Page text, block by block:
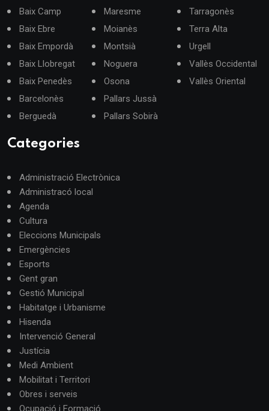
Baix Camp
Baix Ebre
Baix Empordà
Baix Llobregat
Baix Penedès
Barcelonès
Berguedà
Maresme
Moianès
Montsià
Noguera
Osona
Pallars Jussà
Pallars Sobirà
Tarragonès
Terra Alta
Urgell
Vallès Occidental
Vallès Oriental
Categories
Administració Electrònica
Administracó local
Agenda
Cultura
Eleccions Municipals
Emergències
Esports
Gent gran
Gestió Municipal
Habitatge i Urbanisme
Hisenda
Intervenció General
Justícia
Medi Ambient
Mobilitat i Territori
Obres i serveis
Ocupació i Formació